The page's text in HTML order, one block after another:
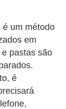
é um método
em
pastas são
é